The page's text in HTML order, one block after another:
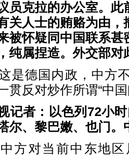
员克拉的办公室。此
关人士的贿赂为由，
被怀疑同中国联系甚
纯属捏造。外交部对
是德国内政，中方
贯反对炒作所谓“中
记者：以色列72小
尔、黎巴嫩、也门。
方对当前中东地